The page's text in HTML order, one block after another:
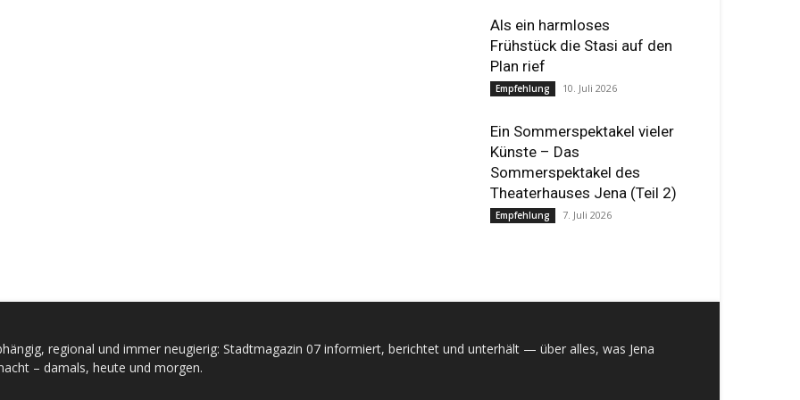
Als ein harmloses
Frühstück die Stasi auf den
Plan rief
Empfehlung 10. Juli 2026
Ein Sommerspektakel vieler
Künste – Das
Sommerspektakel des
Theaterhauses Jena (Teil 2)
Empfehlung 7. Juli 2026
regional und immer neugierig: Stadtmagazin 07 informiert, berichtet und unterhält — über alles, was Jena
– damals, heute und morgen.